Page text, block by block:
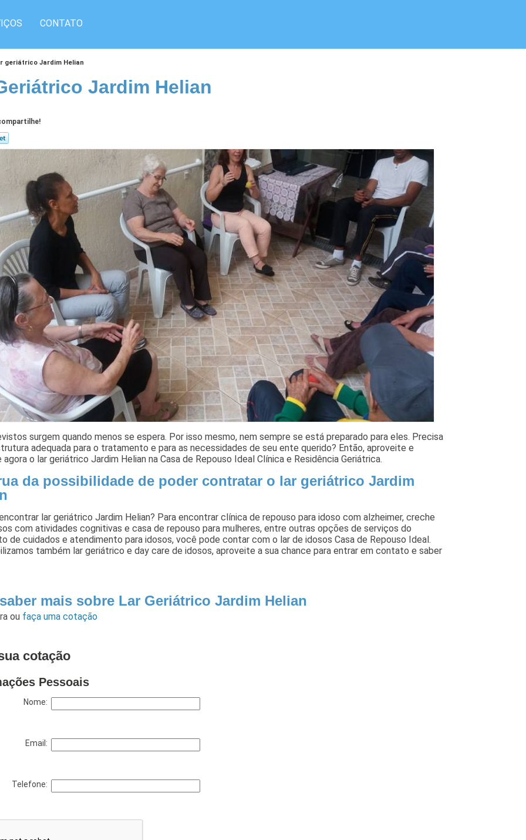
CONTATO
geriátrico Jardim Helian
Jardim Helian
surgem quando menos se espera. Por isso mesmo, nem sempre se está preparado para eles. Precisa
adequada para o tratamento e para as necessidades de seu ente querido? Então, aproveite e
o lar geriátrico Jardim Helian na Casa de Repouso Ideal Clínica e Residência Geriátrica.
da possibilidade de poder contratar o lar geriátrico Jardim
lar geriátrico Jardim Helian? Para encontrar clínica de repouso para idoso com alzheimer, creche
com atividades cognitivas e casa de repouso para mulheres, entre outras opções de serviços do
de cuidados e atendimento para idosos, você pode contar com o lar de idosos Casa de Repouso Ideal.
também lar geriátrico e day care de idosos, aproveite a sua chance para entrar em contato e saber
mais sobre Lar Geriátrico Jardim Helian
ou faça uma cotação
cotação
Pessoais
Nome:
Email:
Telefone: